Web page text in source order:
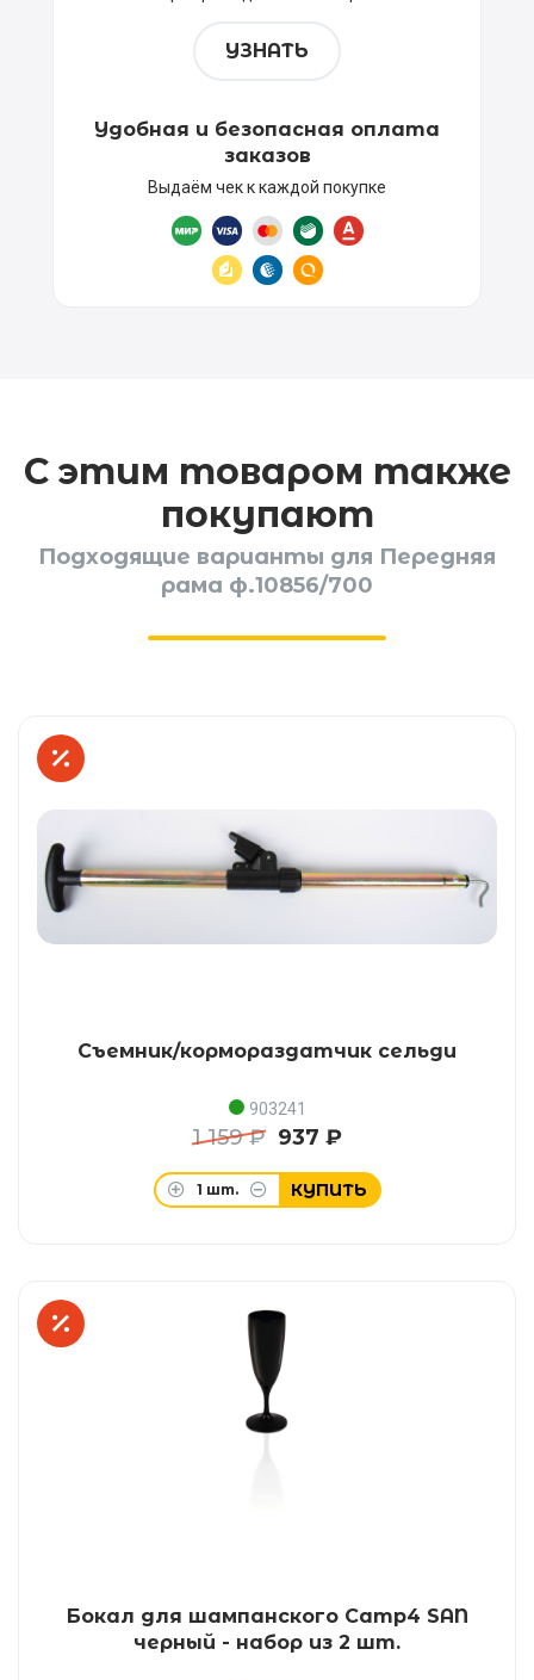
УЗНАТЬ
Удобная и безопасная оплата
заказов
Выдаём чек к каждой покупке
С этим товаром также
покупают
Подходящие варианты для Передняя
рама ф.10856/700
Съемник/кормораздатчик сельди
903241
1 159 ₽ 937 ₽
1 шт. КУПИТЬ
Бокал для шампанского Camp4 SAN
черный - набор из 2 шт.